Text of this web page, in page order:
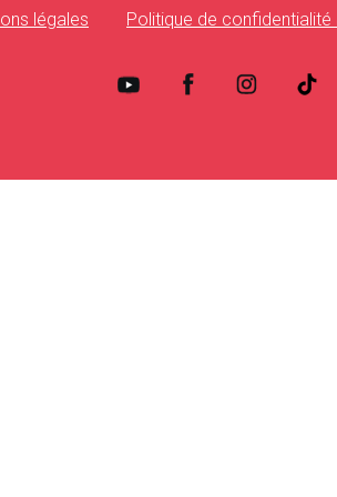
légales Politique de